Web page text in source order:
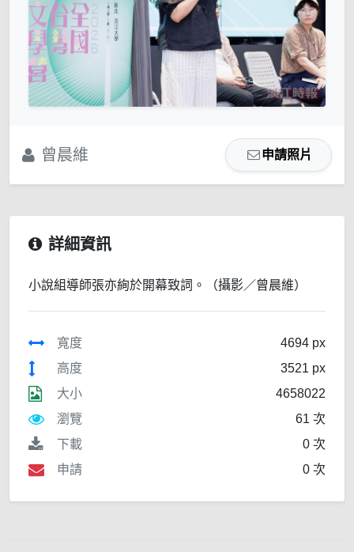
曾晨維 申請照片
詳細資訊
小說組導師張亦絢於開幕致詞。（攝影／曾晨維）
寬度
4694 px
高度
3521 px
大小
4658022
瀏覽
61 次
下載
0 次
申請
0 次